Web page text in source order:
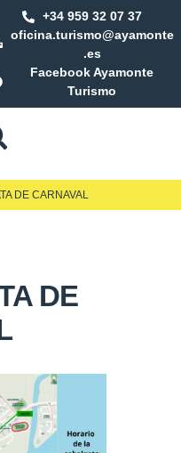
+34 959 32 07 37
oficina.turismo@ayamonte
.es
Facebook Ayamonte
Turismo
DE CARNAVAL
DE